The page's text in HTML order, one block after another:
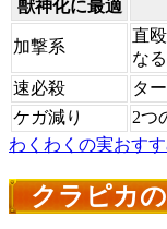
獣神化に最適
加撃系
直
なる
速必殺
タ
ケガ減り
2つ
わくわくの実おす
クラピカ